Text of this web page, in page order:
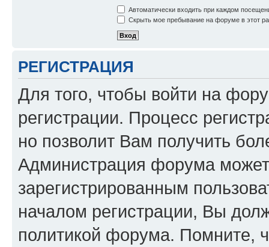
Автоматически входить при каждом
Скрыть мое пребывание на форуме в этот
РЕГИСТРАЦИЯ
Для того, чтобы войти на
регистрации. Процесс
но позволит Вам получить
Администрация форума может
зарегистрированным
началом регистрации, Вы
политикой форума. Помните,